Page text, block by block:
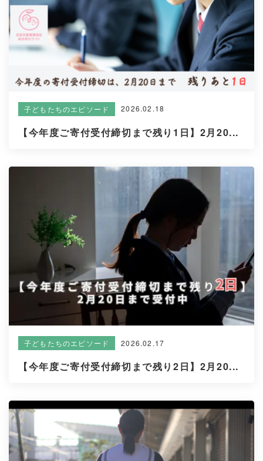
子どもたちのエピソード 2026.02.18
【今年度ご寄付受付締切まで残り1日】2月20...
子どもたちのエピソード 2026.02.17
【今年度ご寄付受付締切まで残り2日】2月20...